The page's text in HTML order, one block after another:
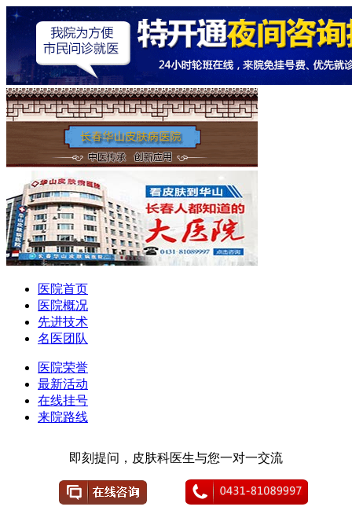
医院首页
医院概况
先进技术
名医团队
医院荣誉
最新活动
在线挂号
来院路线
即刻提问，皮肤科医生与您一对一交流